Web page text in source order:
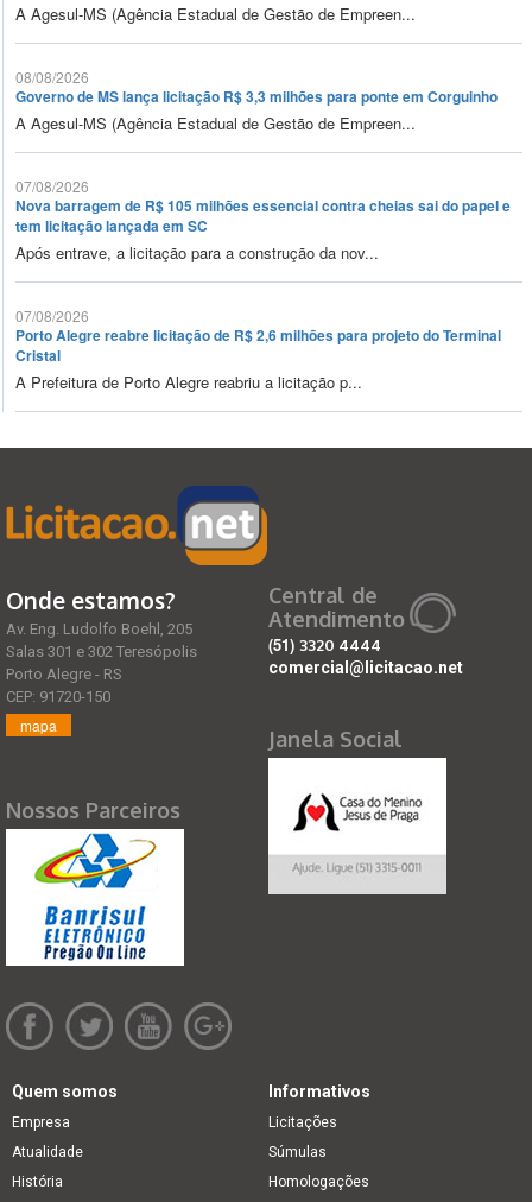
A Agesul-MS (Agência Estadual de Gestão de Empreen...
08/08/2026
Governo de MS lança licitação R$ 3,3 milhões para ponte em Corguinho
A Agesul-MS (Agência Estadual de Gestão de Empreen...
07/08/2026
Nova barragem de R$ 105 milhões essencial contra cheias sai do papel e
tem licitação lançada em SC
Após entrave, a licitação para a construção da nov...
07/08/2026
Porto Alegre reabre licitação de R$ 2,6 milhões para projeto do Terminal
Cristal
A Prefeitura de Porto Alegre reabriu a licitação p...
Onde estamos?
Av. Eng. Ludolfo Boehl, 205
Salas 301 e 302 Teresópolis
Porto Alegre - RS
CEP: 91720-150
mapa
Nossos Parceiros
Central de
Atendimento
(51) 3320 4444
comercial@licitacao.net
Janela Social
Quem somos
Empresa
Atualidade
História
Informativos
Licitações
Súmulas
Homologações